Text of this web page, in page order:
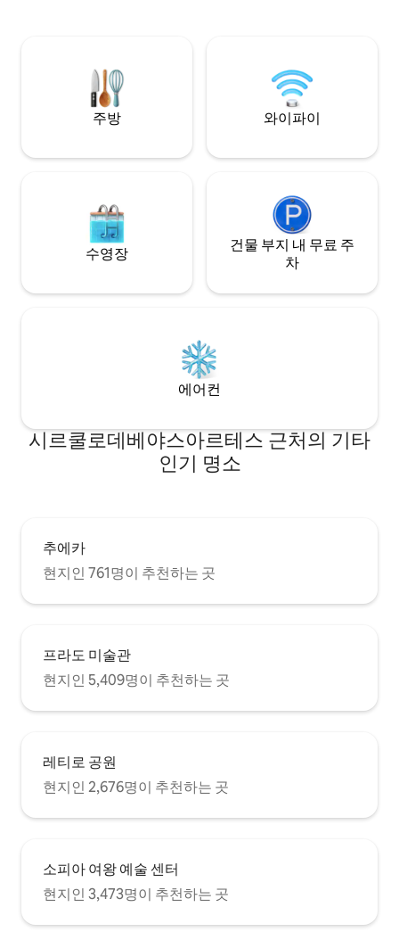
180x200, 1 queen bed 160x200) and 2 full
bathrooms. It also has a BONUS 3rd
convertible bedroom/sitting room/office
(with full sized convertible sofa bed 90 x
area, with a brand new and fully
need for cooking a full meal in the
apartment. -Central AC / Heating, -
Sound Insulated Windows (facing
Pedestrian street), -High Speed Wifi
inch, 32”inch, 43”inch) to use your
towel set per registered guest (bath
conditioner, bath gel, -High chair, bottle
warmer(advance request), baby
monitor (advance request), baby travel
Elevator, door code for apartment door.
This apartment is set up for self check in.
You will receive a door key code 24 hours
before check in time which will be valid
in at 3pm, check out before 11am. Early
check in / late check out may be
available for a fee, please check with
your host if you have special
requirements. We will do our best to
for the bonus bedroom/sitting room
(90cm x 200 bed) is upon 24 hour
ADVANCE request provided that you
will only do this if you request,
you to set up when you require. Baby
chair (1 provided FREE of charge). Bottle
warmer, baby monitor available free of
charge upon request. As much as we
이상적인 지역입니
주방 와이파이
수영장
건물 부지 내 무료 주
차
에어컨
시르쿨로데베야스아르테스 근처의 기타
인기 명소
추에카
현지인 761명이 추천하는 곳
프라도 미술관
현지인 5,409명이 추천하는 곳
레티로 공원
현지인 2,676명이 추천하는 곳
소피아 여왕 예술 센터
현지인 3,473명이 추천하는 곳